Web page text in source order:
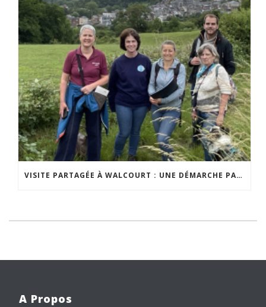
VISITE PARTAGÉE À WALCOURT : UNE DÉMARCHE PARTICIPATIVE ANIMÉE PAR ESPACE ENVIRONNEMENT
A Propos